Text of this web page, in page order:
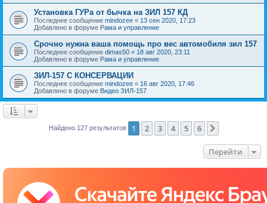
Установка ГУРа от бычка на ЗИЛ 157 КД
Последнее сообщение mindozee « 13 сен 2020, 17:23
Добавлено в форуме Рама и управление
Срочно нужна ваша помощь про вес автомобиля зил 157
Последнее сообщение dimas50 « 18 авг 2020, 23:11
Добавлено в форуме Рама и управление
ЗИЛ-157 С КОНСЕРВАЦИИ
Последнее сообщение mindozee « 16 авг 2020, 17:46
Добавлено в форуме Видео ЗИЛ-157
Найдено 127 результатов 1 2 3 4 5 6
Перейти